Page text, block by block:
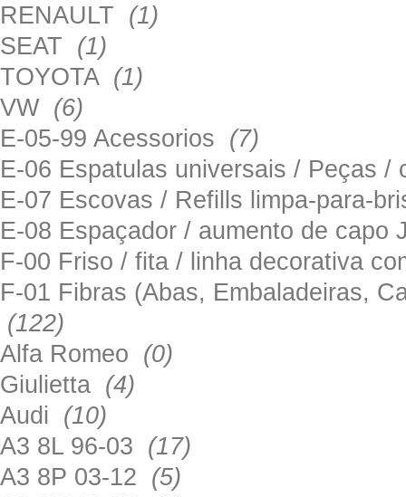
RENAULT (1)
SEAT (1)
TOYOTA (1)
VW (6)
E-05-99 Acessorios (7)
E-06 Espatulas universais / Peças
E-07 Escovas / Refills limpa-para-
E-08 Espaçador / aumento de
F-00 Friso / fita / linha decorativa
F-01 Fibras (Abas, Embaladeiras,
(122)
Alfa Romeo (0)
Giulietta (4)
Audi (10)
A3 8L 96-03 (17)
A3 8P 03-12 (5)